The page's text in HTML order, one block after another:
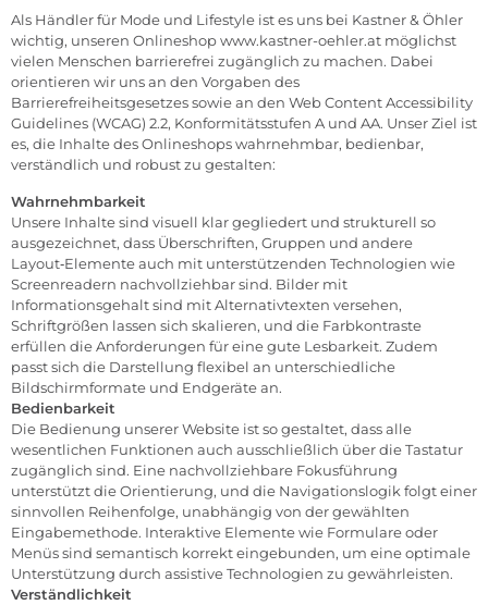
Als Händler für Mode und Lifestyle ist es uns bei Kastner & Öhler
wichtig, unseren Onlineshopwww.kastner-oehler.at möglichst
vielen Menschen barrierefrei zugänglich zu machen. Dabei
orientieren wir uns an den Vorgaben des
Barrierefreiheitsgesetzes sowie an den Web Content Accessibility
Guidelines (WCAG) 2.2, Konformitätsstufen A und AA. Unser Ziel ist
es, die Inhalte des Onlineshops wahrnehmbar, bedienbar,
verständlich und robust zu gestalten:
Wahrnehmbarkeit
Unsere Inhalte sind visuell klar gegliedert und strukturell so
ausgezeichnet, dass Überschriften, Gruppen und andere
Layout‑Elemente auch mit unterstützenden Technologien wie
Screenreadern nachvollziehbar sind. Bilder mit
Informationsgehalt sind mit Alternativtexten versehen,
Schriftgrößen lassen sich skalieren, und die Farbkontraste
erfüllen die Anforderungen für eine gute Lesbarkeit. Zudem
passt sich die Darstellung flexibel an unterschiedliche
Bildschirmformate und Endgeräte an.
Bedienbarkeit
Die Bedienung unserer Website ist so gestaltet, dass alle
wesentlichen Funktionen auch ausschließlich über die Tastatur
zugänglich sind. Eine nachvollziehbare Fokusführung
unterstützt die Orientierung, und die Navigationslogik folgt einer
sinnvollen Reihenfolge, unabhängig von der gewählten
Eingabemethode. Interaktive Elemente wie Formulare oder
Menüs sind semantisch korrekt eingebunden, um eine optimale
Unterstützung durch assistive Technologien zu gewährleisten.
Verständlichkeit